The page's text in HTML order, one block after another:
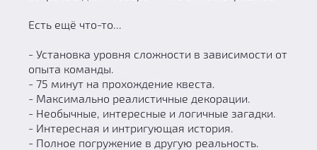
Есть ещё что-то...
- Установка уровня сложности в зависимости от
опыта команды.
- 75 минут на прохождение квеста.
- Максимально реалистичные декорации.
- Необычные, интересные и логичные загадки.
- Интересная и интригующая история.
- Полное погружение в другую реальность.